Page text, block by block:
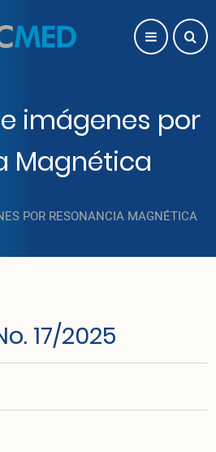
imágenes por
Magnética
POR RESONANCIA MAGNÉTICA
17/2025
No. 17/2025